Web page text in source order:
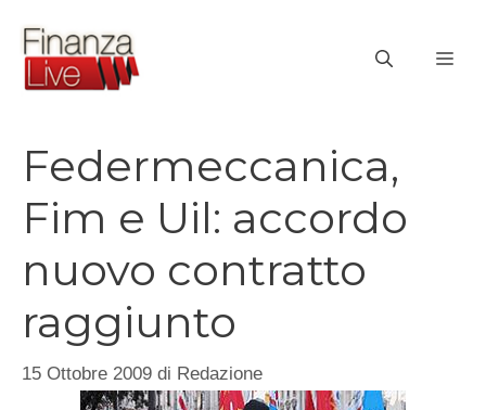
contenuto
Federmeccanica,
Fim e Uil: accordo
nuovo contratto
raggiunto
15 Ottobre 2009 di Redazione